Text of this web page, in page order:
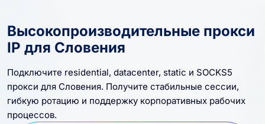
Высокопроизводительные прокси
IP для Словения
Подключите residential, datacenter, static и SOCKS5
прокси для Словения. Получите стабильные сессии,
гибкую ротацию и поддержку корпоративных рабочих
процессов.